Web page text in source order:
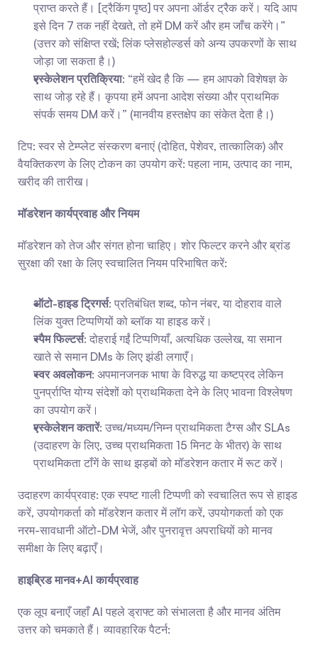
प्राप्त करते हैं। [ट्रैकिंग पृष्ठ] पर अपना ऑर्डर ट्रैक करें। यदि आप
इसे दिन 7 तक नहीं देखते, तो हमें DM करें और हम जाँच करेंगे।”
(उत्तर को संक्षिप्त रखें; लिंक प्लेसहोल्डर्स को अन्य उपकरणों के साथ
जोड़ा जा सकता है।)
एस्केलेशन प्रतिक्रिया: “हमें खेद है कि — हम आपको विशेषज्ञ के
साथ जोड़ रहे हैं। कृपया हमें अपना आदेश संख्या और प्राथमिक
संपर्क समय DM करें।” (मानवीय हस्तक्षेप का संकेत देता है।)
टिप: स्वर से टेम्प्लेट संस्करण बनाएं (दोहित, पेशेवर, तात्कालिक) और
वैयक्तिकरण के लिए टोकन का उपयोग करें: पहला नाम, उत्पाद का नाम,
खरीद की तारीख।
मॉडरेशन कार्यप्रवाह और नियम
मॉडरेशन को तेज और संगत होना चाहिए। शोर फिल्टर करने और ब्रांड
सुरक्षा की रक्षा के लिए स्वचालित नियम परिभाषित करें:
ऑटो-हाइड ट्रिगर्स: प्रतिबंधित शब्द, फोन नंबर, या दोहराव वाले
लिंक युक्त टिप्पणियों को ब्लॉक या हाइड करें।
स्पैम फिल्टर्स: दोहराई गईं टिप्पणियाँ, अत्यधिक उल्लेख, या समान
खाते से समान DMs के लिए झंडी लगाएँ।
स्वर अवलोकन: अपमानजनक भाषा के विरुद्ध या कष्टप्रद लेकिन
पुनर्प्राप्ति योग्य संदेशों को प्राथमिकता देने के लिए भावना विश्लेषण
का उपयोग करें।
एस्केलेशन कतारें: उच्च/मध्यम/निम्न प्राथमिकता टैग्स और SLAs
(उदाहरण के लिए, उच्च प्राथमिकता 15 मिनट के भीतर) के साथ
प्राथमिकता टाँगें के साथ झड़बों को मॉडरेशन कतार में रूट करें।
उदाहरण कार्यप्रवाह: एक स्पष्ट गाली टिप्पणी को स्वचालित रूप से हाइड
करें, उपयोगकर्ता को मॉडरेशन कतार में लॉग करें, उपयोगकर्ता को एक
नरम-सावधानी ऑटो-DM भेजें, और पुनरावृत्त अपराधियों को मानव
समीक्षा के लिए बढ़ाएँ।
हाइब्रिड मानव+AI कार्यप्रवाह
एक लूप बनाएँ जहाँ AI पहले ड्राफ्ट को संभालता है और मानव अंतिम
उत्तर को चमकाते हैं। व्यावहारिक पैटर्न: